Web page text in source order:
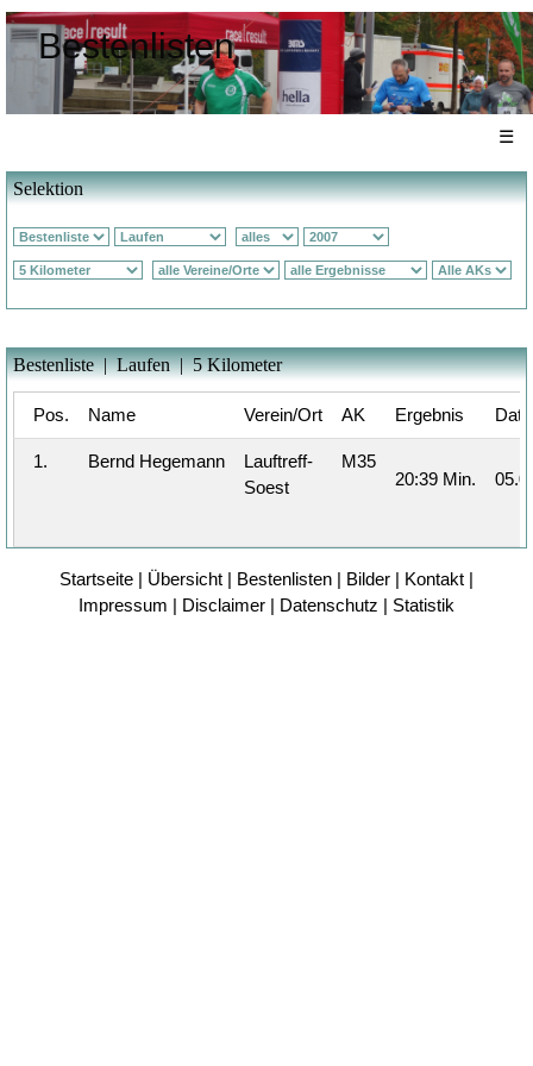
Bestenlisten
☰
Selektion
Bestenliste | Laufen | 5 Kilometer
Pos. Name Verein/Ort AK Ergebnis
1. Bernd Hegemann
Lauftreff-
Soest
M35
20:39 Min.
Startseite | Übersicht | Bestenlisten | Bilder | Kontakt |
Impressum | Disclaimer | Datenschutz | Statistik